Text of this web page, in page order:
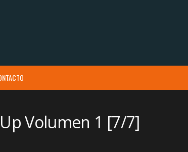
Volumen 1 [7/7]